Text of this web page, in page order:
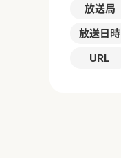
放送局
放送日時
URL